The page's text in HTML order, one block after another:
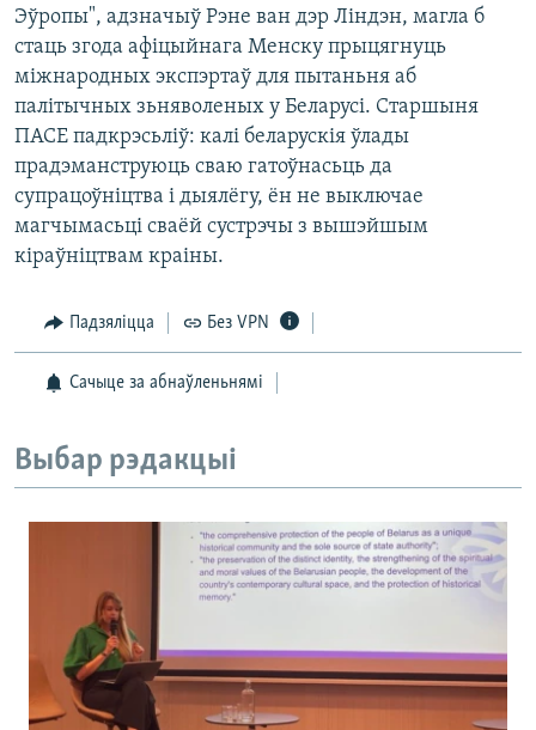
Эўропы", адзначыў Рэне ван дэр Ліндэн, магла б
стаць згода афіцыйнага Менску прыцягнуць
міжнародных экспэртаў для пытаньня аб
палітычных зьняволеных у Беларусі. Старшыня
ПАСЕ падкрэсьліў: калі беларускія ўлады
прадэманструюць сваю гатоўнасьць да
супрацоўніцтва і дыялёгу, ён не выключае
магчымасьці сваёй сустрэчы з вышэйшым
кіраўніцтвам краіны.
Падзяліцца Без VPN
Сачыце за абнаўленьнямі
Выбар рэдакцыі